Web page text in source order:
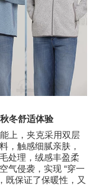
冬舒适体验
上，夹克采用双层
，触感细腻亲肤，
处理，绒感丰盈柔
气侵袭，实现 “穿一
既保证了保暖性，又